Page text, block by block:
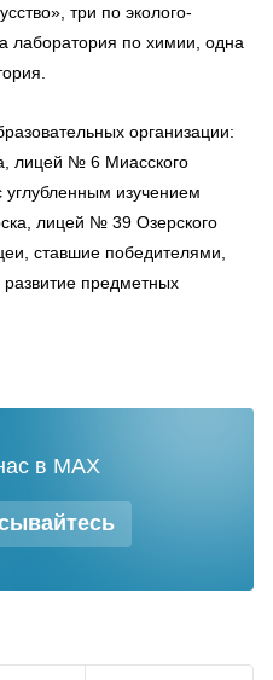
три по эколого-
лаборатория по химии, одна
организации:
лицей № 6 Миасского
углубленным изучением
лицей № 39 Озерского
ставшие победителями,
предметных
в MAX